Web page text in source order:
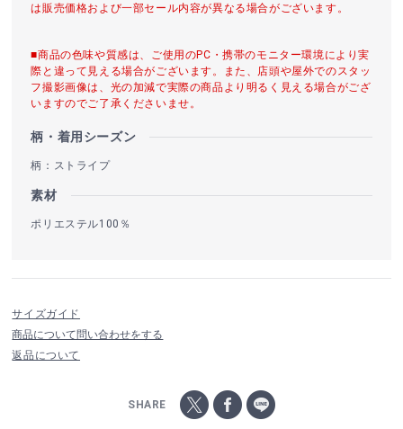
は販売価格および一部セール内容が異なる場合がございます。
■商品の色味や質感は、ご使用のPC・携帯のモニター環境により実
際と違って見える場合がございます。また、店頭や屋外でのスタッ
フ撮影画像は、光の加減で実際の商品より明るく見える場合がござ
いますのでご了承くださいませ。
柄・着用シーズン
柄：ストライプ
素材
ポリエステル100％
サイズガイド
商品について問い合わせをする
返品について
SHARE